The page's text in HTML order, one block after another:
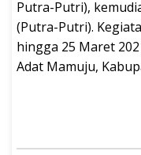
Putra-Putri),
(Putra-Putri).
hingga 25 Maret
Adat Mamuju,